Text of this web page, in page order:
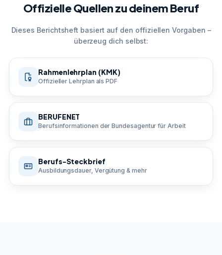
Offizielle Quellen zu deinem Beruf
Dieses Berichtsheft basiert auf den offiziellen Vorgaben –
überzeug dich selbst:
Rahmenlehrplan (KMK)
Offizieller Lehrplan als PDF
BERUFENET
Berufsinformationen der Bundesagentur für Arbeit
Berufs-Steckbrief
Ausbildungsdauer, Vergütung & mehr